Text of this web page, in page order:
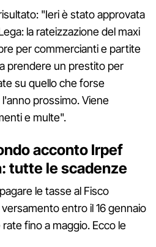
"Ieri è stato approvata
la rateizzazione del maxi
per commercianti e partite
prendere un prestito per
su quello che forse
prossimo. Viene
e multe".
acconto Irpef
tutte le scadenze
le tasse al Fisco
entro il 16 gennaio
fino a maggio. Ecco le